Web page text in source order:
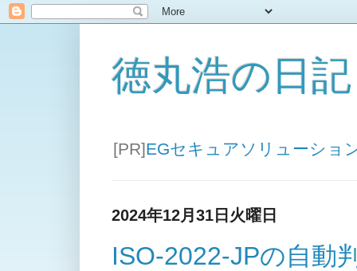
徳丸浩の日記
[PR]EGセキュアソリューショ
2024年12月31日火曜日
ISO-2022-JPの自動